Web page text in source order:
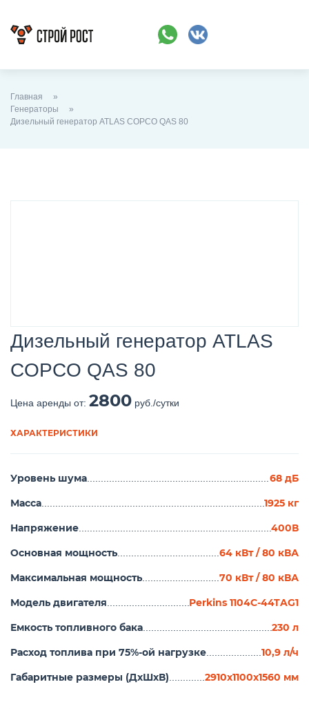
Главная
Генераторы
Дизельный генератор ATLAS COPCO QAS 80
Дизельный генератор ATLAS
COPCO QAS 80
Цена аренды от: 2800
ХАРАКТЕРИСТИКИ
Уровень шума
68 дБ
Масса
1925 кг
Напряжение
400В
Основная мощность
64 кВт / 80 кВА
Максимальная мощность
70 кВт / 80 кВА
Модель двигателя
Perkins 1104C-44TAG1
Емкость топливного бака
230 л
Расход топлива при 75%-ой нагрузке
10,9 л/ч
Габаритные размеры (ДхШхВ)
2910х1100х1560 мм